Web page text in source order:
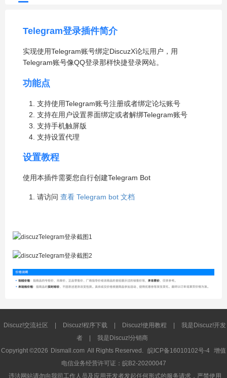
Telegram登录插件简介
实现使用Telegram账号绑定DiscuzX论坛用户，用
Telegram账号像QQ登录那样快捷登录网站。
功能点
支持使用Telegram账号注册或者绑定论坛账号
支持在用户设置界面绑定或者解绑Telegram账号
支持手机触屏版
支持设置代理
设置教程
使用本插件需要您自行创建Telegram Bot
请访问 查看 Telegram bot 文档
Discuz!交流社区 | Discuz!程序下载 | Discuz!使用教程 |
我是Discuz!开发
者
|
我是Discuz!分销商
Copyright ©2026 Dismall.com All Rights Reserved. 皖ICP备16010102号-4 增值
电信业务经营许可证：皖B2-20200047
违法网站请勿向我司工作人员及应用开发者发起任何形式的服务请求，严禁使用